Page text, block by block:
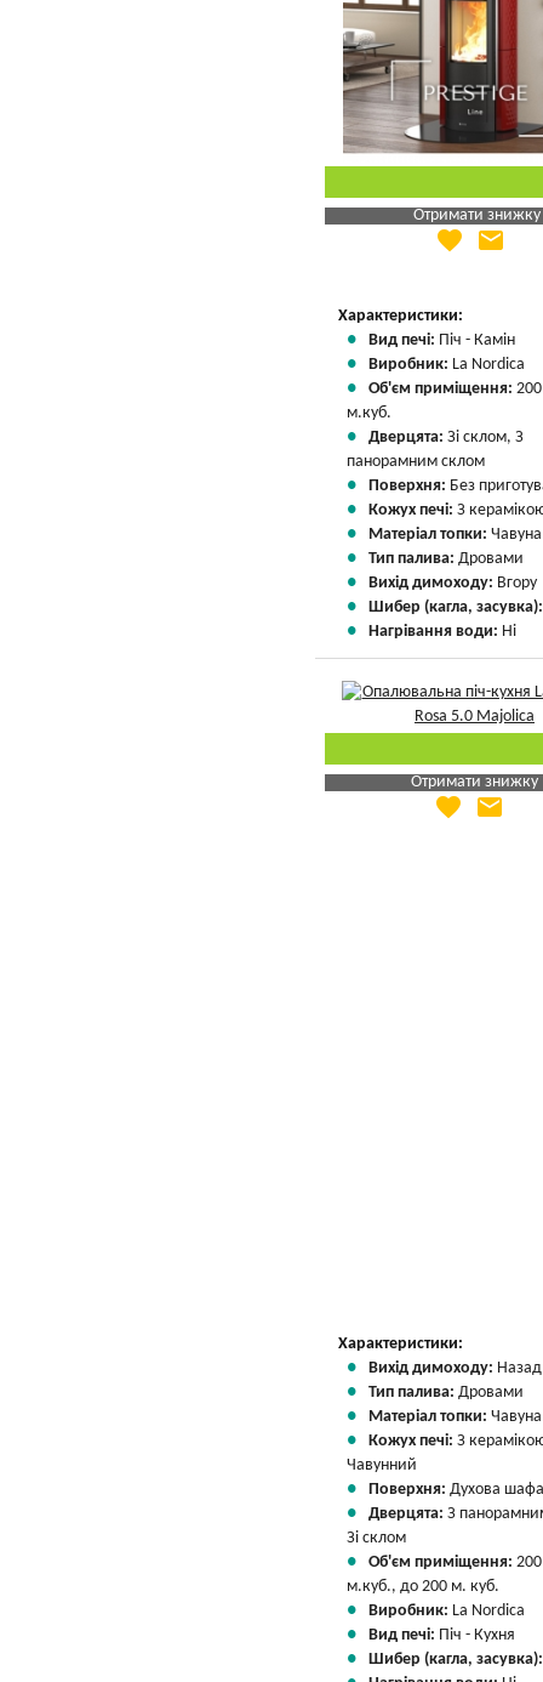
Отримати знижку
Яка Ваша ціна
favorite email
Характеристики:
Вид печі: Піч - Камін
Виробник: La Nordica
Об'єм приміщення:
м.куб.
Дверцята: Зі склом, З
панорамним склом
Поверхня: Без
Кожух печі: З
Матеріал топки: Чавуна
Тип палива: Дровами
Вихід димоходу: Вгору
Шибер (кагла,
Нагрівання води: Ні
Отримати знижку
Яка Ваша ціна
favorite email
Характеристики:
Вихід димоходу:
Тип палива: Дровами
Матеріал топки: Чавуна
Кожух печі: З
Чавунний
Поверхня: Духова
Дверцята: З
Зі склом
Об'єм приміщення:
м.куб., до 200 м. куб.
Виробник: La Nordica
Вид печі: Піч - Кухня
Шибер (кагла,